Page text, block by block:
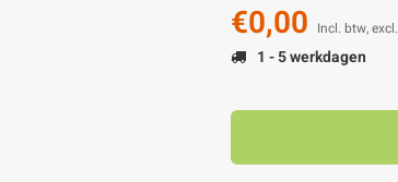
€0,00 Incl. btw, excl.
1 - 5 werkdagen